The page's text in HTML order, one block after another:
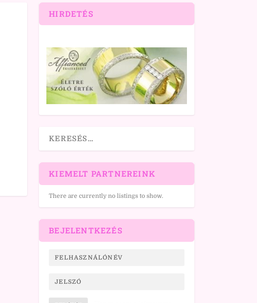
HIRDETÉS
KIEMELT PARTNEREINK
There are currently no listings to show.
BEJELENTKEZÉS